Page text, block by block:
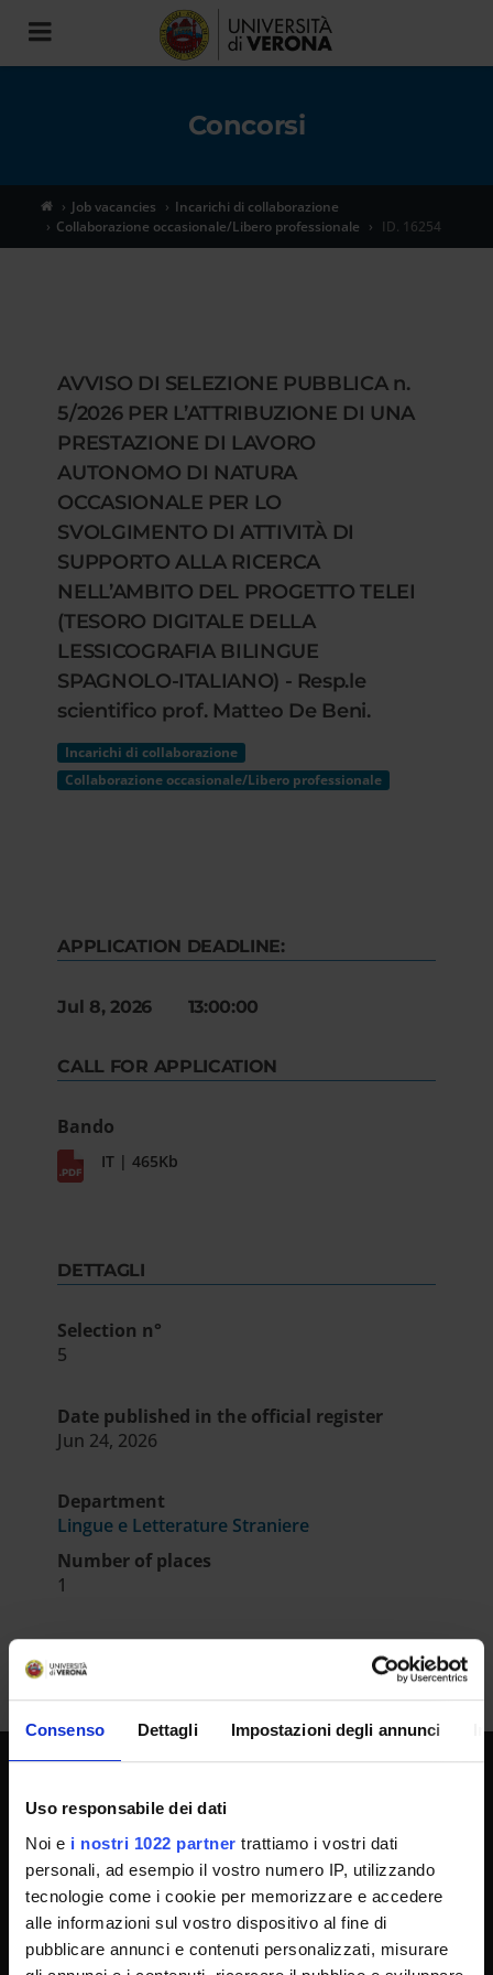
Consenso Dettagli Impostazioni degli annunci
Uso responsabile dei dati
Noi e i nostri 1022 partner trattiamo i vostri dati
personali, ad esempio il vostro numero IP, utilizzando
tecnologie come i cookie per memorizzare e accedere
alle informazioni sul vostro dispositivo al fine di
pubblicare annunci e contenuti personalizzati, misurare
Toggle
navigation
Concorsi
Job vacancies
Incarichi di collaborazione
Collaborazione occasionale/Libero professionale
ID. 16254
AVVISO DI SELEZIONE PUBBLICA n.
5/2026 PER L’ATTRIBUZIONE DI UNA
PRESTAZIONE DI LAVORO
AUTONOMO DI NATURA
OCCASIONALE PER LO
SVOLGIMENTO DI ATTIVITÀ DI
SUPPORTO ALLA RICERCA
NELL’AMBITO DEL PROGETTO TELEI
(TESORO DIGITALE DELLA
LESSICOGRAFIA BILINGUE
SPAGNOLO-ITALIANO) - Resp.le
scientifico prof. Matteo De Beni.
Incarichi di collaborazione
Collaborazione occasionale/Libero professionale
APPLICATION DEADLINE:
Jul 8, 2026 13:00:00
CALL FOR APPLICATION
Bando
IT | 465Kb
DETTAGLI
Selection n°
5
Date published in the official register
Jun 24, 2026
Department
Lingue e Letterature Straniere
Number of places
1
UNIVERSITY SERVICES
Transparency
Official University Register
Job vacancies